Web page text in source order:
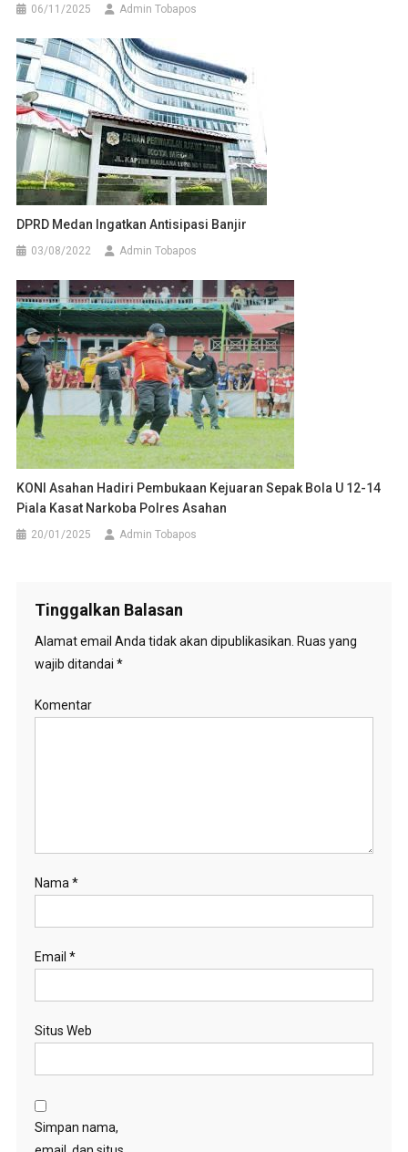
06/11/2025 Admin Tobapos
DPRD Medan Ingatkan Antisipasi Banjir
03/08/2022 Admin Tobapos
KONI Asahan Hadiri Pembukaan Kejuaran Sepak Bola U 12-14
Piala Kasat Narkoba Polres Asahan
20/01/2025 Admin Tobapos
Tinggalkan Balasan
Alamat email Anda tidak akan dipublikasikan. Ruas yang
wajib ditandai *
Komentar
Nama *
Email *
Situs Web
Simpan nama,